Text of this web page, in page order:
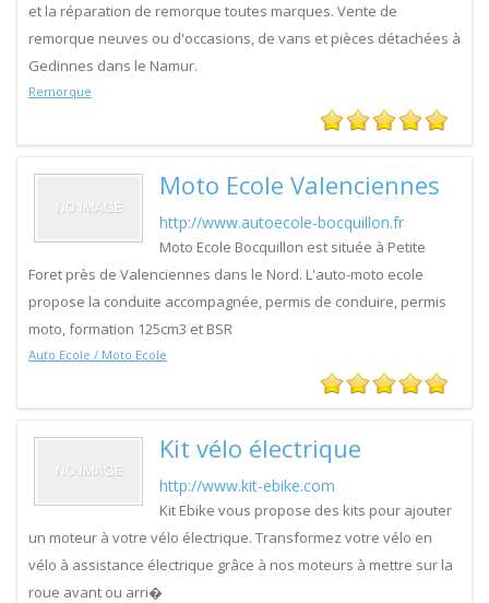
et la réparation de remorque toutes marques. Vente de
remorque neuves ou d'occasions, de vans et pièces détachées à
Gedinnes dans le Namur.
Remorque
Moto Ecole Valenciennes
http://www.autoecole-bocquillon.fr
Moto Ecole Bocquillon est située à Petite
Foret près de Valenciennes dans le Nord. L'auto-moto ecole
propose la conduite accompagnée, permis de conduire, permis
moto, formation 125cm3 et BSR
Auto Ecole / Moto Ecole
Kit vélo électrique
http://www.kit-ebike.com
Kit Ebike vous propose des kits pour ajouter
un moteur à votre vélo électrique. Transformez votre vélo en
vélo à assistance électrique grâce à nos moteurs à mettre sur la
roue avant ou arri�